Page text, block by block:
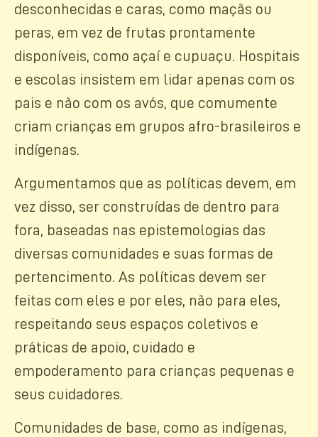
desconhecidas e caras, como maçãs ou
peras, em vez de frutas prontamente
disponíveis, como açaí e cupuaçu. Hospitais
e escolas insistem em lidar apenas com os
pais e não com os avós, que comumente
criam crianças em grupos afro-brasileiros e
indígenas.
Argumentamos que as políticas devem, em
vez disso, ser construídas de dentro para
fora, baseadas nas epistemologias das
diversas comunidades e suas formas de
pertencimento. As políticas devem ser
feitas com eles e por eles, não para eles,
respeitando seus espaços coletivos e
práticas de apoio, cuidado e
empoderamento para crianças pequenas e
seus cuidadores.
Comunidades de base, como as indígenas,